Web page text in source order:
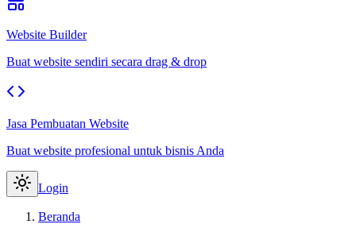
Website Builder
Buat website sendiri secara drag & drop
Jasa Pembuatan Website
Buat website profesional untuk bisnis Anda
Login
Beranda